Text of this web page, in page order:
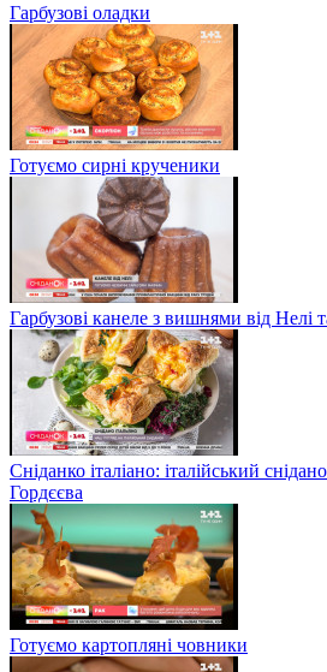
Гарбузові оладки
Готуємо сирні крученики
Гарбузові канеле з вишнями від Нелі
Сніданко італіано: італійський
Гордєєва
Готуємо картопляні човники